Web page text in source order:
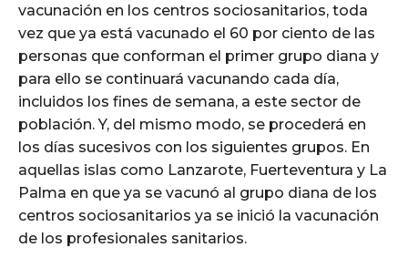
vacunación en los centros sociosanitarios, toda
vez que ya está vacunado el 60 por ciento de las
personas que conforman el primer grupo diana y
para ello se continuará vacunando cada día,
incluidos los fines de semana, a este sector de
población. Y, del mismo modo, se procederá en
los días sucesivos con los siguientes grupos. En
aquellas islas como Lanzarote, Fuerteventura y La
Palma en que ya se vacunó al grupo diana de los
centros sociosanitarios ya se inició la vacunación
de los profesionales sanitarios.